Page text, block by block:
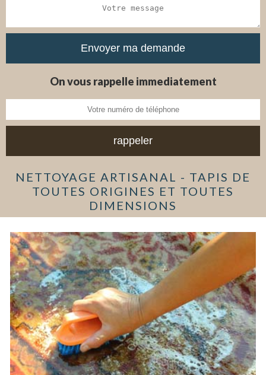
On vous rappelle immediatement
NETTOYAGE ARTISANAL - TAPIS DE
TOUTES ORIGINES ET TOUTES
DIMENSIONS